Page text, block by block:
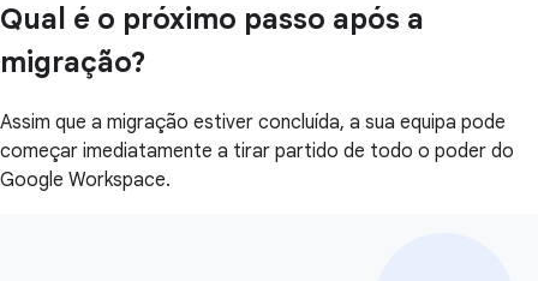
Qual é o próximo passo após a
migração?
Assim que a migração estiver concluída, a sua equipa pode
começar imediatamente a tirar partido de todo o poder do
Google Workspace.